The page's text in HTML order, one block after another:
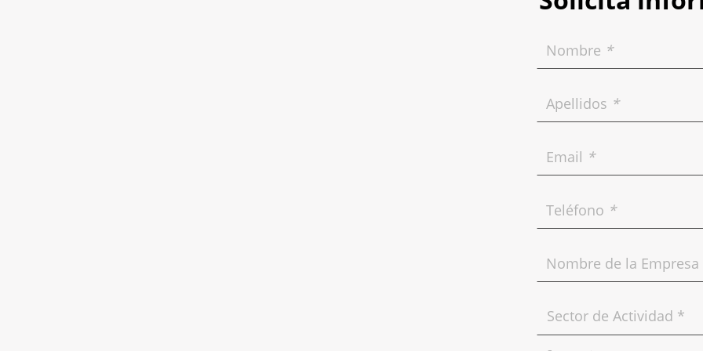
Nombre *
Apellidos *
Email *
Teléfono *
Nombre de la Empresa